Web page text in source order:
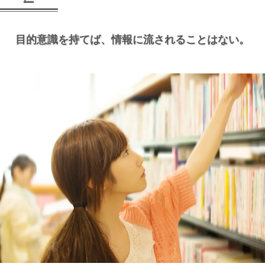
目的意識を持てば、情報に流されることはない。